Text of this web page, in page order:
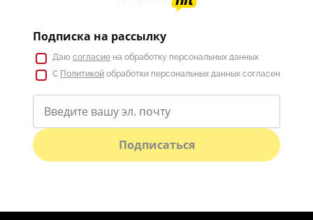
Подписка на рассылку
Даю согласие на обработку персональных данных
С Политикой обработки персональных данных согласен
Подписаться